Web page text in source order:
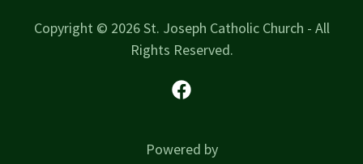
Copyright © 2026 St. Joseph Catholic Church - All
Rights Reserved.
Powered by